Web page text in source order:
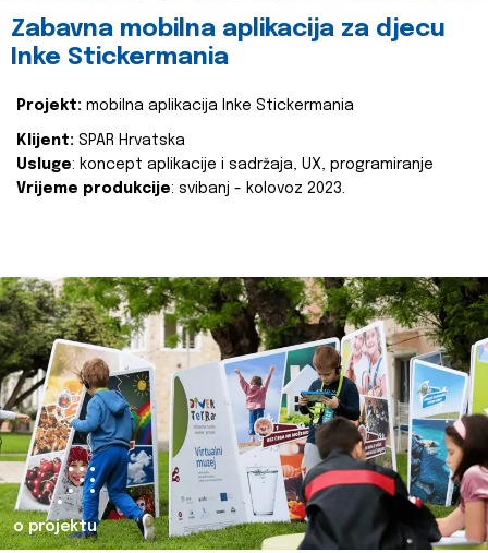
Zabavna mobilna aplikacija za djecu
Inke Stickermania
Projekt: mobilna aplikacija Inke Stickermania
Klijent: SPAR Hrvatska
Usluge: koncept aplikacije i sadržaja, UX, programiranje
Vrijeme produkcije: svibanj - kolovoz 2023.
o projektu